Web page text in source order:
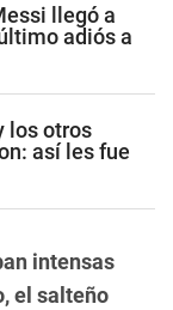
llegó a
adiós a
los otros
así les fue
intensas
el salteño